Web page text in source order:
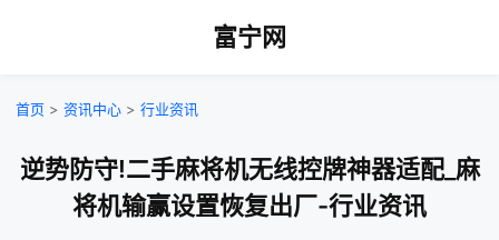
富宁网
首页 > 资讯中心 > 行业资讯
逆势防守!二手麻将机无线控牌神器适配_麻
将机输赢设置恢复出厂-行业资讯